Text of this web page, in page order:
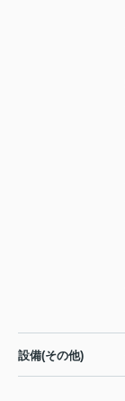
設備(その他)